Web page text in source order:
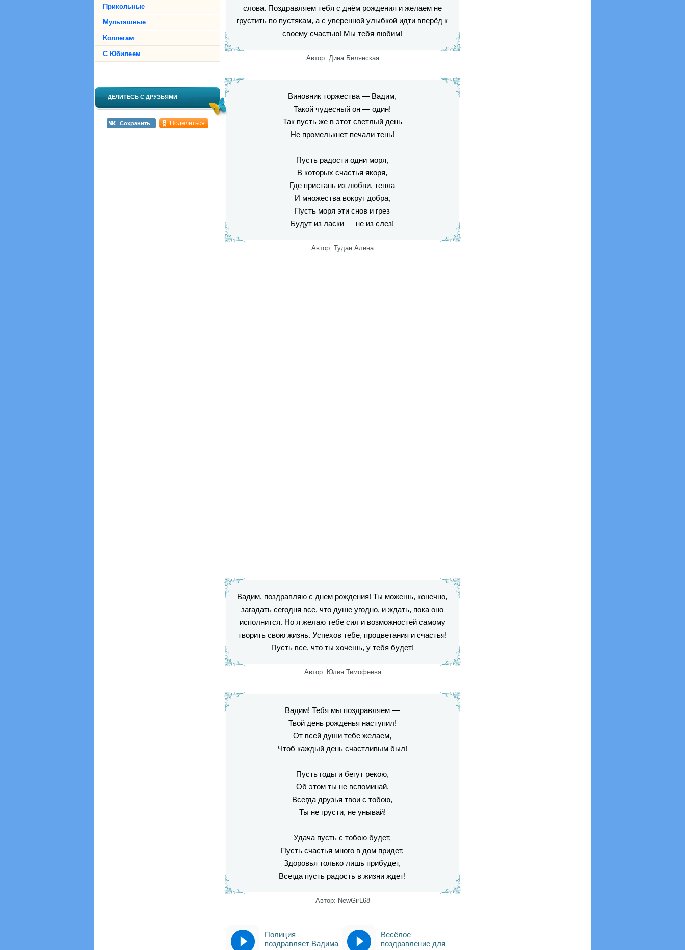
слова. Поздравляем тебя с днём рождения и желаем не
грустить по пустякам, а с уверенной улыбкой идти вперёд к
своему счастью! Мы тебя любим!
Автор: Дина Белянская
Виновник торжества — Вадим,
Такой чудесный он — один!
Так пусть же в этот светлый день
Не промелькнет печали тень!
Пусть радости одни моря,
В которых счастья якоря,
Где пристань из любви, тепла
И множества вокруг добра,
Пусть моря эти снов и грез
Будут из ласки — не из слез!
Автор: Тудан Алена
Вадим, поздравляю с днем рождения! Ты можешь, конечно,
загадать сегодня все, что душе угодно, и ждать, пока оно
исполнится. Но я желаю тебе сил и возможностей самому
творить свою жизнь. Успехов тебе, процветания и счастья!
Пусть все, что ты хочешь, у тебя будет!
Автор: Юлия Тимофеева
Вадим! Тебя мы поздравляем —
Твой день рожденья наступил!
От всей души тебе желаем,
Чтоб каждый день счастливым был!
Пусть годы и бегут рекою,
Об этом ты не вспоминай,
Всегда друзья твои с тобою,
Ты не грусти, не унывай!
Удача пусть с тобою будет,
Пусть счастья много в дом придет,
Здоровья только лишь прибудет,
Всегда пусть радость в жизни ждет!
Автор: NewGirL68
Полиция
поздравляет Вадима
Весёлое
поздравление для
Прикольные
Мультяшные
Коллегам
С Юбилеем
ДЕЛИТЕСЬ С ДРУЗЬЯМИ
Сохранить Поделиться